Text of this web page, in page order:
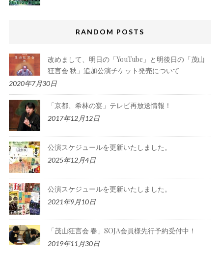
RANDOM POSTS
改めまして、明日の「YouTube」と明後日の「茂山
狂言会 秋」追加公演チケット発売について
2020年7月30日
「京都、希林の宴」テレビ再放送情報！
2017年12月12日
公演スケジュールを更新いたしました。
2025年12月4日
公演スケジュールを更新いたしました。
2021年9月10日
「茂山狂言会 春」SOJA会員様先行予約受付中！
2019年11月30日